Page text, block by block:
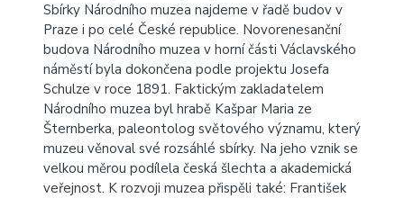
Sbírky Národního muzea najdeme v řadě budov v
Praze i po celé České republice. Novorenesanční
budova Národního muzea v horní části Václavského
náměstí byla dokončena podle projektu Josefa
Schulze v roce 1891. Faktickým zakladatelem
Národního muzea byl hrabě Kašpar Maria ze
Šternberka, paleontolog světového významu, který
muzeu věnoval své rozsáhlé sbírky. Na jeho vznik se
velkou měrou podílela česká šlechta a akademická
veřejnost. K rozvoji muzea přispěli také: František